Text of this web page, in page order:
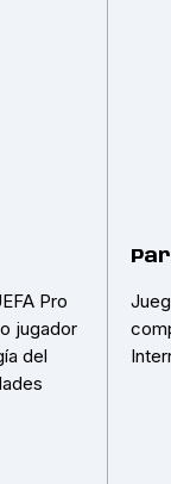
Pro
jugador
del